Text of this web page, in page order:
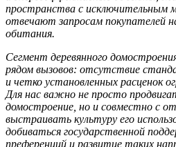
пространства с исключительным
отвечают запросам покупателей
обитания.
Сегмент деревянного
рядом вызовов: отсутствие
и четко установленных расценок
Для нас важно не просто
домостроение, но и совместно с
выстраивать культуру его
добиваться государственной
преференций и развитие таких